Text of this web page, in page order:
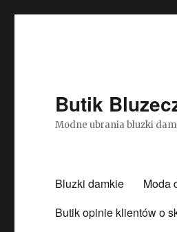
Butik
Modne ubrania bluzki
Bluzki damkie Moda
Butik opinie klientów o